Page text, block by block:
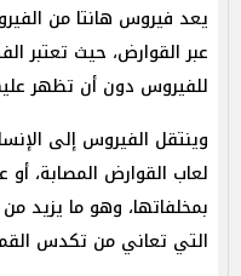
يعد فيروس هانتا من
عبر القوارض، حيث تعتبر
للفيروس دون أن تظهر
وينتقل الفيروس إلى
لعاب القوارض المصابة،
بمخلفاتها، وهو ما يزيد
التي تعاني من تكدس